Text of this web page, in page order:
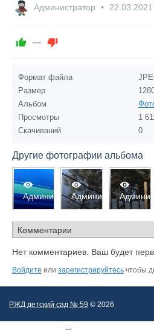
Администратор 22.03.2021
—
Формат файла
Размер
Альбом
Просмотры
1
Скачиваний
0
Другие фотографии альбома
2669
0
Администратор
2615
0
Администратор
2647
0
Нет комментариев. Ваш будет
Войдите или зарегистрируйтесь чтобы
РЖД детский сад № 59 © 2026